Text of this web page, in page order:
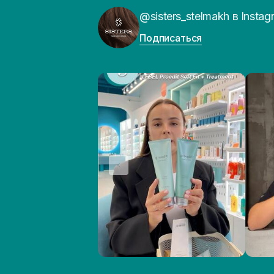
@sisters_stelmakh в
Подписаться